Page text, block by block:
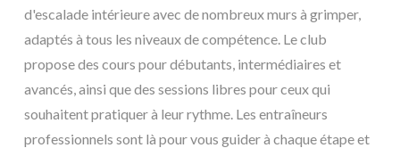
d'escalade intérieure avec de nombreux murs à grimper,
adaptés à tous les niveaux de compétence. Le club
propose des cours pour débutants, intermédiaires et
avancés, ainsi que des sessions libres pour ceux qui
souhaitent pratiquer à leur rythme. Les entraîneurs
professionnels sont là pour vous guider à chaque étape et